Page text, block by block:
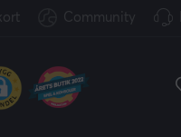
Community